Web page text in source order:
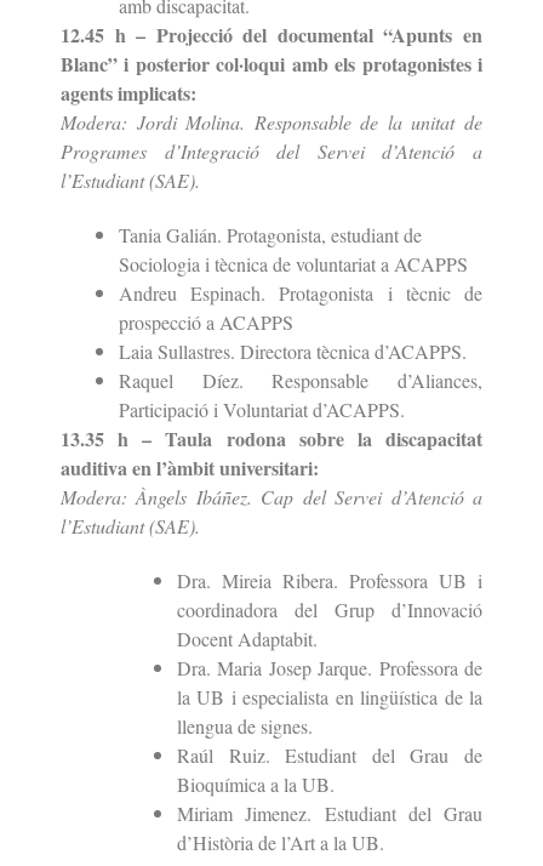
amb discapacitat.
12.45 h – Projecció del documental “Apunts en
Blanc” i posterior col·loqui amb els protagonistes i
agents implicats:
Modera: Jordi Molina. Responsable de la unitat de
Programes d’Integració del Servei d’Atenció a
l’Estudiant (SAE).
Tania Galián. Protagonista, estudiant de
Sociologia i tècnica de voluntariat a ACAPPS
Andreu Espinach. Protagonista i tècnic de
prospecció a ACAPPS
Laia Sullastres. Directora tècnica d’ACAPPS.
Raquel Díez. Responsable d’Aliances,
Participació i Voluntariat d’ACAPPS.
13.35 h – Taula rodona sobre la discapacitat
auditiva en l’àmbit universitari:
Modera: Àngels Ibáñez. Cap del Servei d’Atenció a
l’Estudiant (SAE).
Dra. Mireia Ribera. Professora UB i
coordinadora del Grup d’Innovació
Docent Adaptabit.
Dra. Maria Josep Jarque. Professora de
la UB i especialista en lingüística de la
llengua de signes.
Raúl Ruiz. Estudiant del Grau de
Bioquímica a la UB.
Miriam Jimenez. Estudiant del Grau
d’Història de l’Art a la UB.